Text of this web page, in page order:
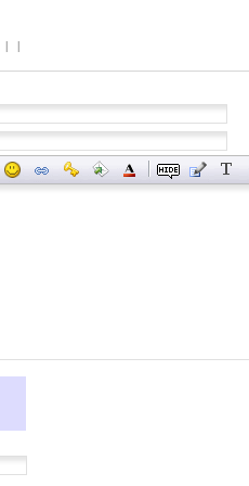
| |